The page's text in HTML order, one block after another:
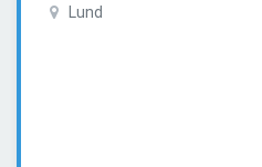
Lund